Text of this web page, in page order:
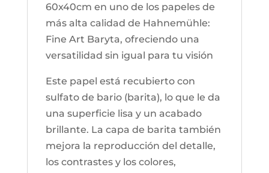
60x40cm en uno de los papeles de
más alta calidad de Hahnemühle:
Fine Art Baryta, ofreciendo una
versatilidad sin igual para tu visión
Este papel está recubierto con
sulfato de bario (barita), lo que le da
una superficie lisa y un acabado
brillante. La capa de barita también
mejora la reproducción del detalle,
los contrastes y los colores,